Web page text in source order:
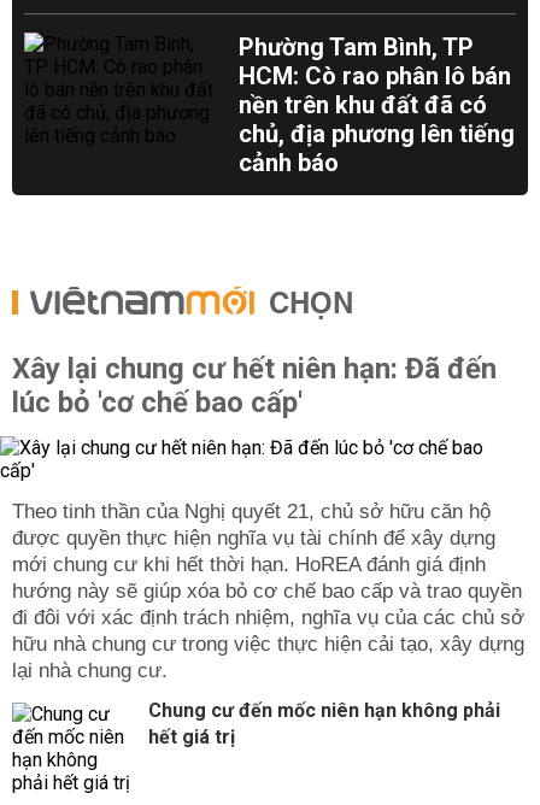
Phường Tam Bình, TP
HCM: Cò rao phân lô bán
nền trên khu đất đã có
chủ, địa phương lên tiếng
cảnh báo
CHỌN
Xây lại chung cư hết niên hạn: Đã đến
lúc bỏ 'cơ chế bao cấp'
Theo tinh thần của Nghị quyết 21, chủ sở hữu căn hộ
được quyền thực hiện nghĩa vụ tài chính để xây dựng
mới chung cư khi hết thời hạn. HoREA đánh giá định
hướng này sẽ giúp xóa bỏ cơ chế bao cấp và trao quyền
đi đôi với xác định trách nhiệm, nghĩa vụ của các chủ sở
hữu nhà chung cư trong việc thực hiện cải tạo, xây dựng
lại nhà chung cư.
Chung cư đến mốc niên hạn không phải
hết giá trị